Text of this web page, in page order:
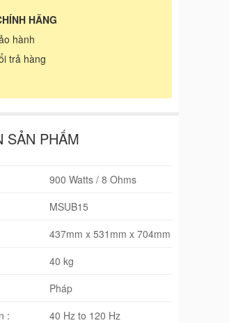
HÃNG
hành
trả hàng
SẢN PHẨM
900 Watts / 8 Ohms
MSUB15
437mm x 531mm x 704mm
40 kg
Pháp
:
40 Hz to 120 Hz